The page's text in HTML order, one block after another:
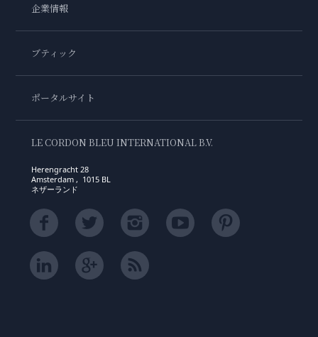
企業情報
ブティック
ポータルサイト
LE CORDON BLEU INTERNATIONAL B.V.
Herengracht 28
Amsterdam , 1015 BL
ネザーランド